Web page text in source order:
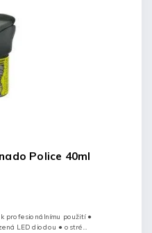
Police 40ml
profesionálnímu použití ●